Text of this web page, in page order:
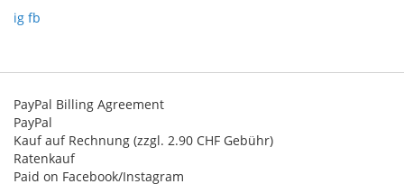
ig fb
PayPal Billing Agreement
PayPal
Kauf auf Rechnung (zzgl. 2.90 CHF Gebühr)
Ratenkauf
Paid on Facebook/Instagram